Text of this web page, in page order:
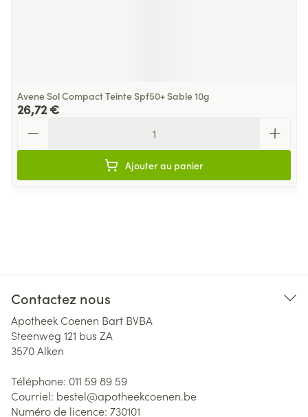
Avene Sol Compact Teinte Spf50+ Sable 10g
26,72 €
Ajouter au panier
Contactez nous
Apotheek Coenen Bart BVBA
Steenweg 121 bus ZA
3570Alken
Téléphone: 011 59 89 59
Courriel: bestel@apotheekcoenen.be
Numéro de licence: 730101